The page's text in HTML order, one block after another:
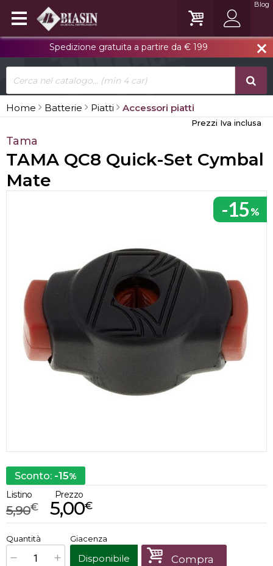
close
Spedizione gratuita a partire da € 199
Blog
Home Batterie Piatti Accessori piatti
Prezzi Iva inclusa
Tama
TAMA QC8 Quick-Set Cymbal
Mate
-15%
Sconto: -15%
Listino
€
5,90
Prezzo
€
5,00
x1 Prezzo finale:€5,00
Quantità Giacenza
Disponibile Compra